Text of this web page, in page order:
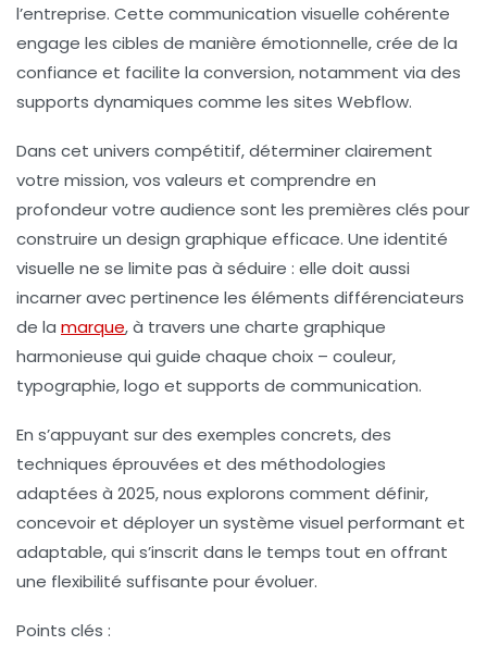
l’entreprise. Cette communication visuelle cohérente
engage les cibles de manière émotionnelle, crée de la
confiance et facilite la conversion, notamment via des
supports dynamiques comme les sites Webflow.
Dans cet univers compétitif, déterminer clairement
votre mission, vos valeurs et comprendre en
profondeur votre audience sont les premières clés pour
construire un design graphique efficace. Une identité
visuelle ne se limite pas à séduire : elle doit aussi
incarner avec pertinence les éléments différenciateurs
de la marque, à travers une charte graphique
harmonieuse qui guide chaque choix – couleur,
typographie, logo et supports de communication.
En s’appuyant sur des exemples concrets, des
techniques éprouvées et des méthodologies
adaptées à 2025, nous explorons comment définir,
concevoir et déployer un système visuel performant et
adaptable, qui s’inscrit dans le temps tout en offrant
une flexibilité suffisante pour évoluer.
Points clés :